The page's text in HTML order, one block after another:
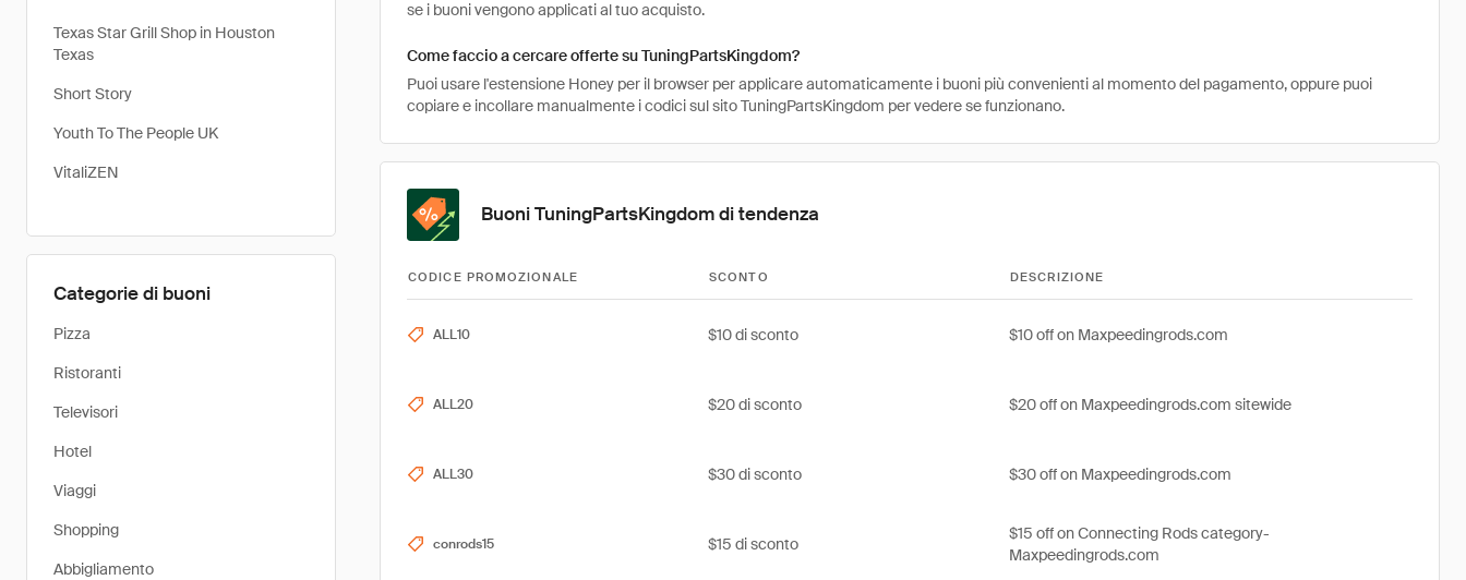
Texas Star Grill Shop in Houston
Texas
Short Story
Youth To The People UK
VitaliZEN
Categorie di buoni
Pizza
Ristoranti
Televisori
Hotel
Viaggi
Shopping
Abbigliamento
se i buoni vengono applicati al tuo acquisto.
Come faccio a cercare offerte su TuningPartsKingdom?
Puoi usare l'estensione Honey per il browser per applicare automaticamente i buoni più convenienti al momento del pagamento, oppure puoi
copiare e incollare manualmente i codici sul sito TuningPartsKingdom per vedere se funzionano.
Buoni TuningPartsKingdom di tendenza
CODICE PROMOZIONALE SCONTO DESCRIZIONE
ALL10 $10 di sconto $10 off on Maxpeedingrods.com
ALL20 $20 di sconto $20 off on Maxpeedingrods.com sitewide
ALL30 $30 di sconto $30 off on Maxpeedingrods.com
conrods15 $15 di sconto
$15 off on Connecting Rods category-
Maxpeedingrods.com